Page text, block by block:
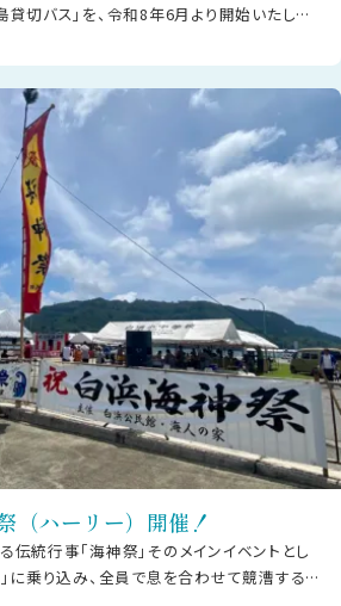
切バス」を、令和8年6月より開始いたしま
の路線
（ハーリー）開催！
統行事「海神祭」そのメインイベントとし
に乗り込み、全員で息を合わせて競漕する